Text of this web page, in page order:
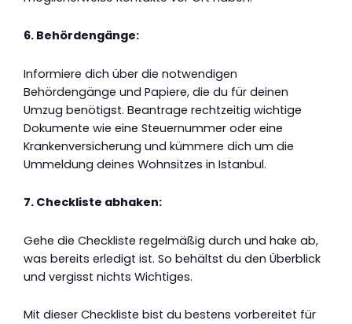
6. Behördengänge:
Informiere dich über die notwendigen
Behördengänge und Papiere, die du für deinen
Umzug benötigst. Beantrage rechtzeitig wichtige
Dokumente wie eine Steuernummer oder eine
Krankenversicherung und kümmere dich um die
Ummeldung deines Wohnsitzes in Istanbul.
7. Checkliste abhaken:
Gehe die Checkliste regelmäßig durch und hake ab,
was bereits erledigt ist. So behältst du den Überblick
und vergisst nichts Wichtiges.
Mit dieser Checkliste bist du bestens vorbereitet für